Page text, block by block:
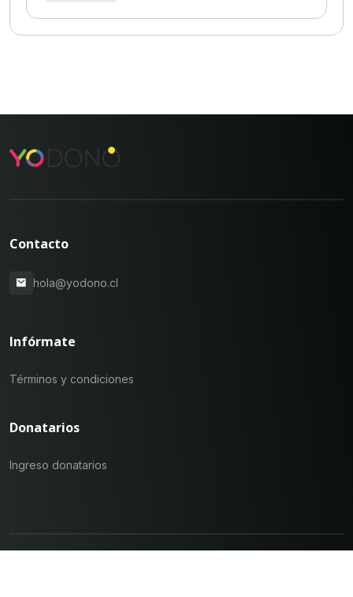
Contacto
hola@yodono.cl
Infórmate
Términos y condiciones
Donatarios
Ingreso donatarios